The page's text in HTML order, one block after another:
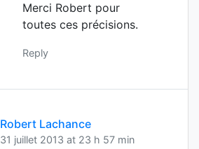
Merci Robert pour
toutes ces précisions.
Reply
Robert Lachance
31 juillet 2013 at 23 h 57 min